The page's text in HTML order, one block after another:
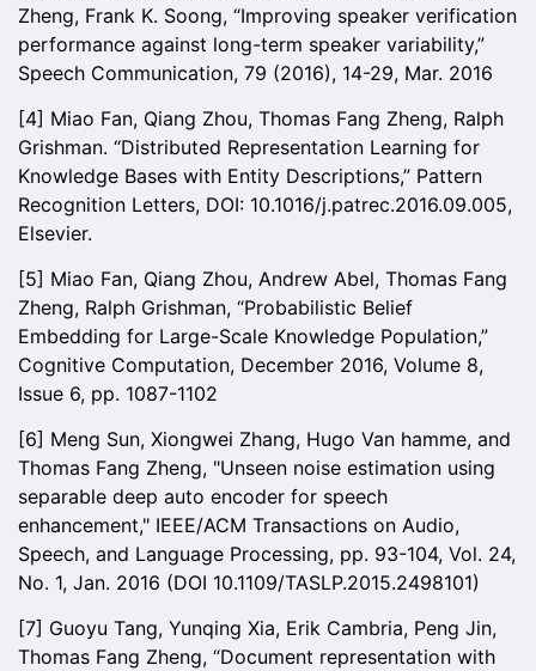
Zheng, Frank K. Soong, “Improving speaker verification
performance against long-term speaker variability,”
Speech Communication, 79 (2016), 14-29, Mar. 2016
[4] Miao Fan, Qiang Zhou, Thomas Fang Zheng, Ralph
Grishman. “Distributed Representation Learning for
Knowledge Bases with Entity Descriptions,” Pattern
Recognition Letters, DOI: 10.1016/j.patrec.2016.09.005,
Elsevier.
[5] Miao Fan, Qiang Zhou, Andrew Abel, Thomas Fang
Zheng, Ralph Grishman, “Probabilistic Belief
Embedding for Large-Scale Knowledge Population,”
Cognitive Computation, December 2016, Volume 8,
Issue 6, pp. 1087-1102
[6] Meng Sun, Xiongwei Zhang, Hugo Van hamme, and
Thomas Fang Zheng, "Unseen noise estimation using
separable deep auto encoder for speech
enhancement," IEEE/ACM Transactions on Audio,
Speech, and Language Processing, pp. 93-104, Vol. 24,
No. 1, Jan. 2016 (DOI 10.1109/TASLP.2015.2498101)
[7] Guoyu Tang, Yunqing Xia, Erik Cambria, Peng Jin,
Thomas Fang Zheng, “Document representation with